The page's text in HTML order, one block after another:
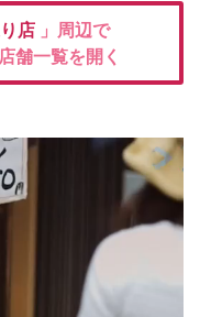
店 」周辺で
舗一覧を開く